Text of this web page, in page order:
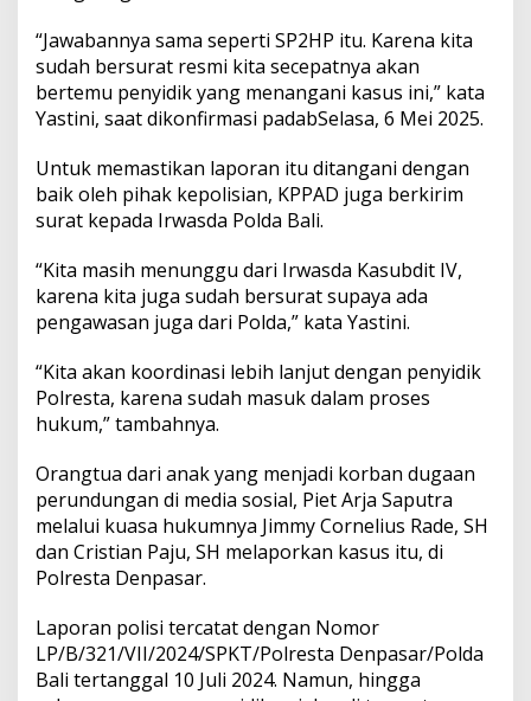
l
i
A
w
i
P
e
y
d
i
a
n
“Jawabannya sama seperti SP2HP itu. Karena kita
sudah bersurat resmi kita secepatnya akan
bertemu penyidik yang menangani kasus ini,” kata
Yastini, saat dikonfirmasi padabSelasa, 6 Mei 2025.
Untuk memastikan laporan itu ditangani dengan
baik oleh pihak kepolisian, KPPAD juga berkirim
surat kepada Irwasda Polda Bali.
“Kita masih menunggu dari Irwasda Kasubdit IV,
karena kita juga sudah bersurat supaya ada
pengawasan juga dari Polda,” kata Yastini.
“Kita akan koordinasi lebih lanjut dengan penyidik
Polresta, karena sudah masuk dalam proses
hukum,” tambahnya.
Orangtua dari anak yang menjadi korban dugaan
perundungan di media sosial, Piet Arja Saputra
melalui kuasa hukumnya Jimmy Cornelius Rade, SH
dan Cristian Paju, SH melaporkan kasus itu, di
Polresta Denpasar.
Laporan polisi tercatat dengan Nomor
LP/B/321/VII/2024/SPKT/Polresta Denpasar/Polda
Bali tertanggal 10 Juli 2024. Namun, hingga